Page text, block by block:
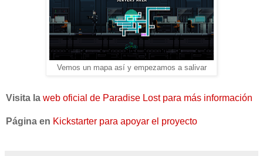
Vemos un mapa así y empezamos a salivar
Visita la web oficial de Paradise Lost para más información
Página en Kickstarter para apoyar el proyecto